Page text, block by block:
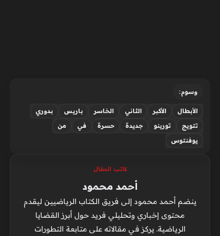
وسوم:
الأبطال الأكبر الثاني الخاسر باريس
بدوري
تتويج
تورينو جديدة حسرة في
من
يوفنتوس
كاتب المقال
أحمد محمود
ينضم أحمد محمود إلى فريق الكتاب الرياضيين ليقدم
محتوى إخباري وتحليلي فريد حول أبرز القضايا
الرياضية. يركز في مقالاته على متابعة التطورات